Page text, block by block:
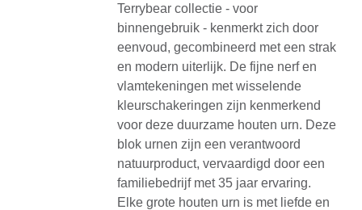
Terrybear collectie - voor
binnengebruik - kenmerkt zich door
eenvoud, gecombineerd met een strak
en modern uiterlijk. De fijne nerf en
vlamtekeningen met wisselende
kleurschakeringen zijn kenmerkend
voor deze duurzame houten urn. Deze
blok urnen zijn een verantwoord
natuurproduct, vervaardigd door een
familiebedrijf met 35 jaar ervaring.
Elke grote houten urn is met liefde en